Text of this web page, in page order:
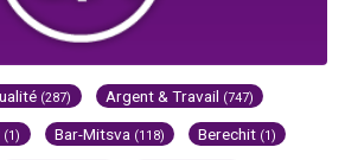
(287) Argent & Travail (747)
(1) Bar-Mitsva (118) Berechit (1)